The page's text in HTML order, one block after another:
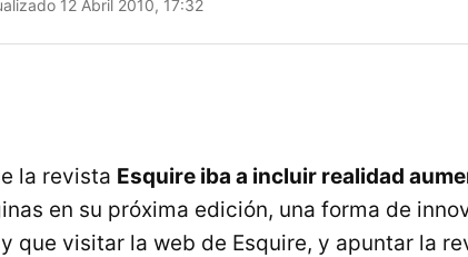
12 Abril 2010, 17:32
la revista Esquire iba a incluir realidad
en su próxima edición, una forma de
que visitar la web de Esquire, y apuntar la